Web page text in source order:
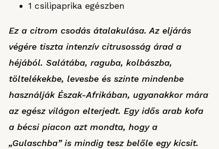
1 csilipaprika egészben
Ez a citrom csodás átalakulása. Az eljárás
végére tiszta intenzív citrusosság árad a
héjából. Salátába, raguba, kolbászba,
töltelékekbe, levesbe és szinte mindenbe
használják Észak-Afrikában, ugyanakkor mára
az egész világon elterjedt. Egy idős arab kofa
a bécsi piacon azt mondta, hogy a
„Gulaschba” is mindig tesz belőle egy kicsit.